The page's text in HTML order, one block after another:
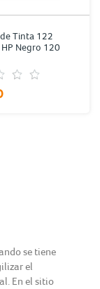
Tinta 122
Negro 120
se tiene
el
En el sitio